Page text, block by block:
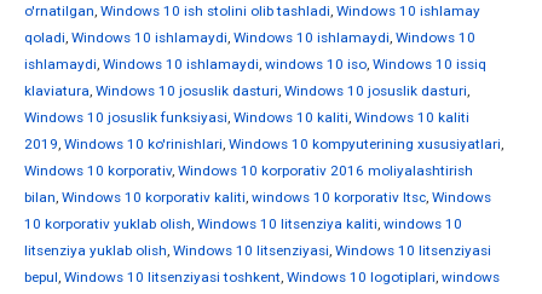
o'rnatilgan, Windows 10 ish stolini olib tashladi, Windows 10 ishlamay
qoladi, Windows 10 ishlamaydi, Windows 10 ishlamaydi, Windows 10
ishlamaydi, Windows 10 ishlamaydi, windows 10 iso, Windows 10 issiq
klaviatura, Windows 10 josuslik dasturi, Windows 10 josuslik dasturi,
Windows 10 josuslik funksiyasi, Windows 10 kaliti, Windows 10 kaliti
2019, Windows 10 ko'rinishlari, Windows 10 kompyuterining xususiyatlari,
Windows 10 korporativ, Windows 10 korporativ 2016 moliyalashtirish
bilan, Windows 10 korporativ kaliti, windows 10 korporativ ltsc, Windows
10 korporativ yuklab olish, Windows 10 litsenziya kaliti, windows 10
litsenziya yuklab olish, Windows 10 litsenziyasi, Windows 10 litsenziyasi
bepul, Windows 10 litsenziyasi toshkent, Windows 10 logotiplari, windows